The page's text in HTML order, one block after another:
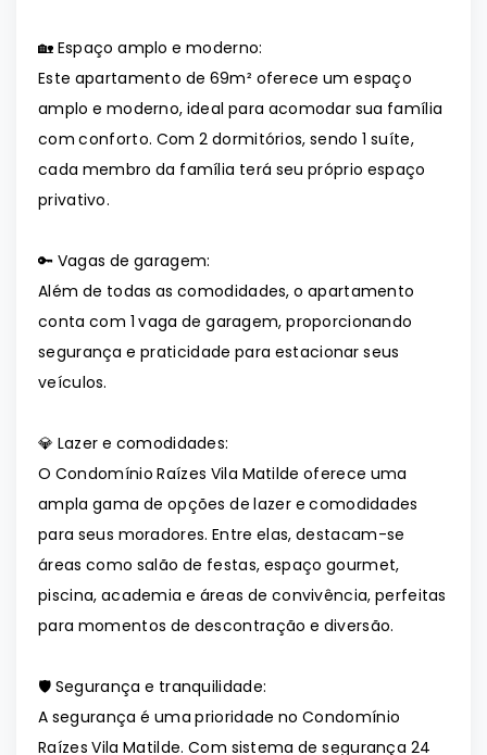
🏡 Espaço amplo e moderno:
Este apartamento de 69m² oferece um espaço
amplo e moderno, ideal para acomodar sua família
com conforto. Com 2 dormitórios, sendo 1 suíte,
cada membro da família terá seu próprio espaço
privativo.
🔑 Vagas de garagem:
Além de todas as comodidades, o apartamento
conta com 1 vaga de garagem, proporcionando
segurança e praticidade para estacionar seus
veículos.
💎 Lazer e comodidades:
O Condomínio Raízes Vila Matilde oferece uma
ampla gama de opções de lazer e comodidades
para seus moradores. Entre elas, destacam-se
áreas como salão de festas, espaço gourmet,
piscina, academia e áreas de convivência, perfeitas
para momentos de descontração e diversão.
🛡️ Segurança e tranquilidade:
A segurança é uma prioridade no Condomínio
Raízes Vila Matilde. Com sistema de segurança 24